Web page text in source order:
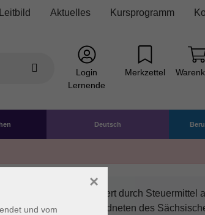
Leitbild Aktuelles Kursprogramm
Login
Lernende
Merkzettel
Deutsch
wird mitfinanziert durch Steuermittel
des von den Abgeordneten des
und vom
×